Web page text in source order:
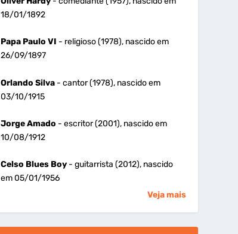
18/01/1892
Papa Paulo VI - religioso (1978), nascido em
26/09/1897
Orlando Silva- cantor (1978), nascido em
03/10/1915
Jorge Amado - escritor (2001), nascido em
10/08/1912
Celso Blues Boy- guitarrista (2012), nascido
em 05/01/1956
Veja mais